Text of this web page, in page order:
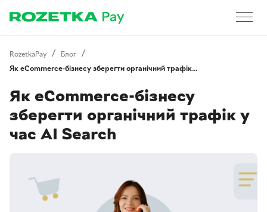
RozetkaPay
Блог
Як eCommerce-бізнесу зберегти органічний трафік…
Як eCommerce-бізнесу
зберегти органічний трафік у
час AI Search